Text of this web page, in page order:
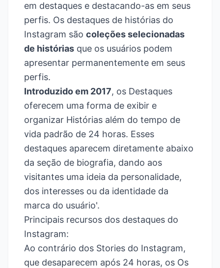
em destaques e destacando-as em seus
perfis. Os destaques de histórias do
Instagram são coleções selecionadas
de histórias que os usuários podem
apresentar permanentemente em seus
perfis.
Introduzido em 2017, os Destaques
oferecem uma forma de exibir e
organizar Histórias além do tempo de
vida padrão de 24 horas. Esses
destaques aparecem diretamente abaixo
da seção de biografia, dando aos
visitantes uma ideia da personalidade,
dos interesses ou da identidade da
marca do usuário'.
Principais recursos dos destaques do
Instagram:
Ao contrário dos Stories do Instagram,
que desaparecem após 24 horas, os Os